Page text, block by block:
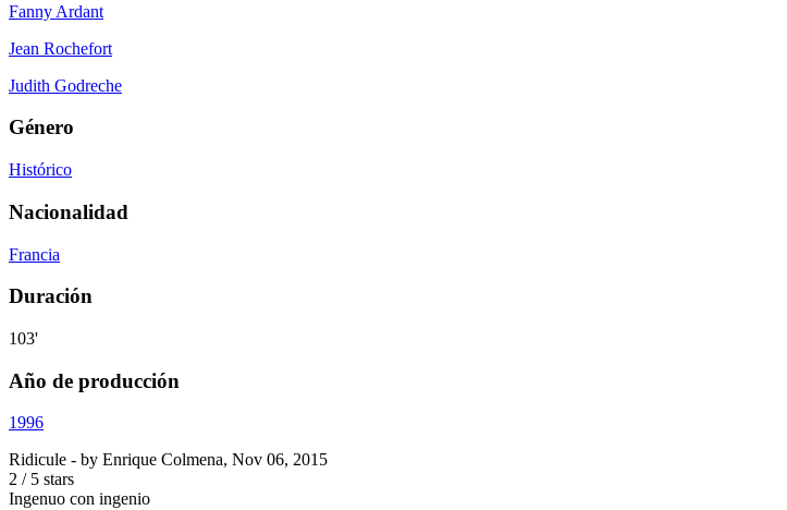
Fanny Ardant
Jean Rochefort
Judith Godreche
Género
Histórico
Nacionalidad
Francia
Duración
103'
Año de producción
1996
Ridicule - by Enrique Colmena, Nov 06, 2015
2 / 5 stars
Ingenuo con ingenio